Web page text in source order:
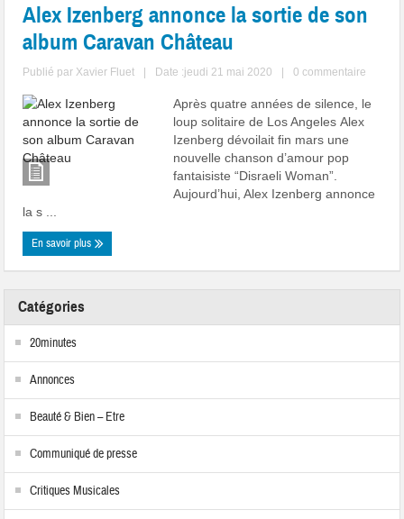
Alex Izenberg annonce la sortie de son
album Caravan Château
Publié par Xavier Fluet Date :jeudi 21 mai 2020 0 commentaire
Après quatre années de silence, le
loup solitaire de Los Angeles Alex
Izenberg dévoilait fin mars une
nouvelle chanson d’amour pop
fantaisiste “Disraeli Woman”.
Aujourd’hui, Alex Izenberg annonce
la s ...
En savoir plus
Catégories
20minutes
Annonces
Beauté & Bien – Etre
Communiqué de presse
Critiques Musicales